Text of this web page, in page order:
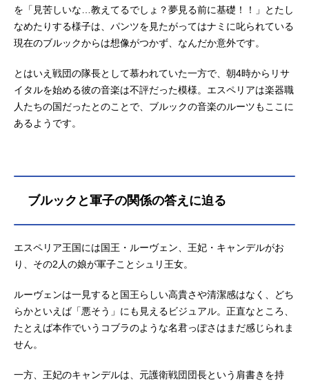
を「見苦しいな…教えてるでしょ？夢見る前に基礎！！」とたし
なめたりする様子は、パンツを見たがってはナミに叱られている
現在のブルックからは想像がつかず、なんだか意外です。
とはいえ戦団の隊長として慕われていた一方で、朝4時からリサ
イタルを始める彼の音楽は不評だった模様。エスペリアは楽器職
人たちの国だったとのことで、ブルックの音楽のルーツもここに
あるようです。
ブルックと軍子の関係の答えに迫る
エスペリア王国には国王・ルーヴェン、王妃・キャンデルがお
り、その2人の娘が軍子ことシュリ王女。
ルーヴェンは一見すると国王らしい高貴さや清潔感はなく、どち
らかといえば「悪そう」にも見えるビジュアル。正直なところ、
たとえば本作でいうコブラのような名君っぽさはまだ感じられま
せん。
一方、王妃のキャンデルは、元護衛戦団団長という肩書きを持